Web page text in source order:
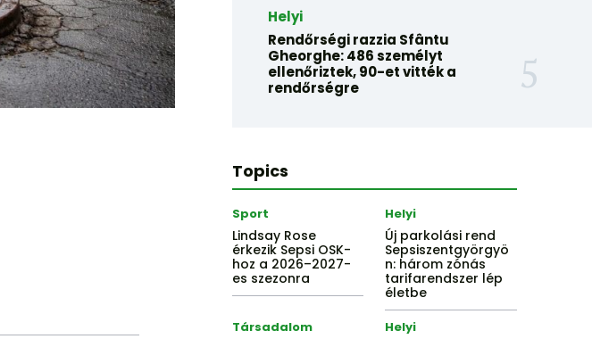
Helyi
Rendőrségi razzia Sfântu
Gheorghe: 486 személyt
ellenőriztek, 90-et vitték a
rendőrségre
Topics
Sport
Lindsay Rose
érkezik Sepsi OSK-
hoz a 2026–2027-
es szezonra
Helyi
Új parkolási rend
Sepsiszentgyörgyö
n: három zónás
tarifarendszer lép
életbe
Társadalom Helyi